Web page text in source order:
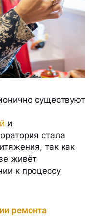
существуют
и
стала
так как
живёт
к процессу
ремонта